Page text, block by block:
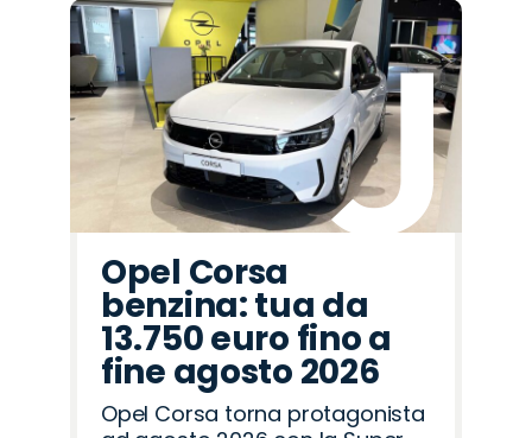
Promo
Lancia
Promo
Cupra
Promo
Jeep
Promo
Alfa
Romeo
Promo
Opel
Promo
Omoda
Promo
Mazda
Promo
Abarth
Promo
Seat
Promo
Peugeot
Promo
Land
Rover
Promo
Jaecoo
Promo
Citroën
Promo
Hyundai
Promo
Fiat
Opel Corsa
benzina: tua da
13.750 euro fino a
fine agosto 2026
Opel Corsa torna protagonista